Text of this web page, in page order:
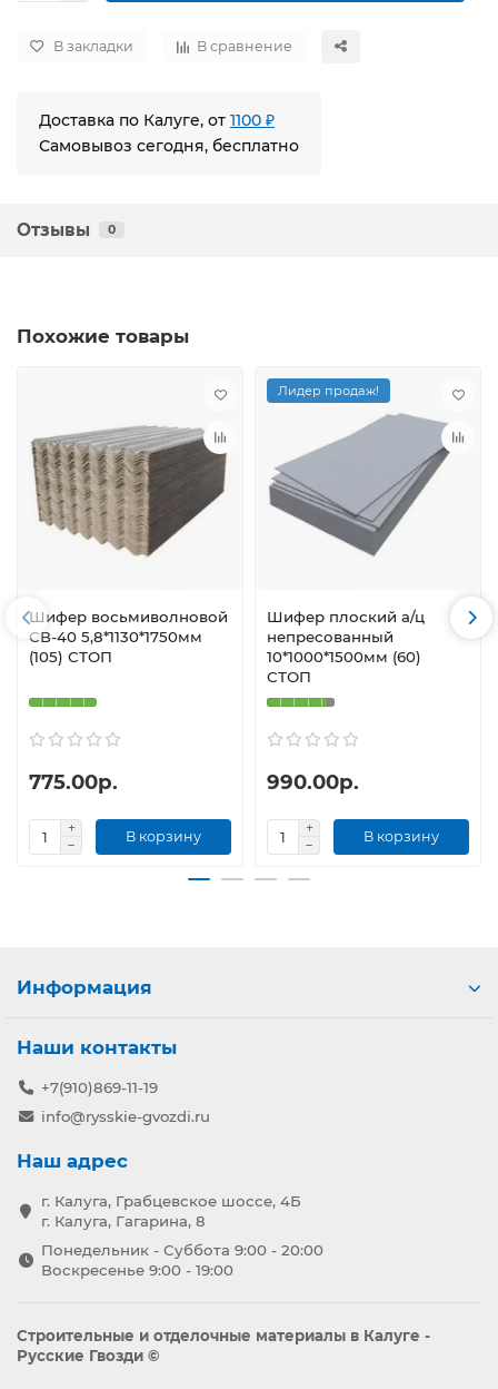
В закладки В сравнение
Доставка по Калуге, от 1100 ₽
Самовывоз сегодня, бесплатно
Отзывы 0
Похожие товары
Шифер восьмиволновой
СВ-40 5,8*1130*1750мм
(105) СТОП
775.00р.
В корзину
Лидер продаж!
Шифер плоский а/ц
непресованный
10*1000*1500мм (60)
СТОП
990.00р.
В корзину
Информация
Наши контакты
+7(910)869-11-19
info@rysskie-gvozdi.ru
Наш адрес
г. Калуга, Грабцевское шоссе, 4Б
г. Калуга, Гагарина, 8
Понедельник - Суббота 9:00 - 20:00
Воскресенье 9:00 - 19:00
Строительные и отделочные материалы в Калуге -
Русские Гвозди ©